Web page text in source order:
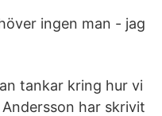
ingen man - jag
tankar kring hur vi
har skrivit